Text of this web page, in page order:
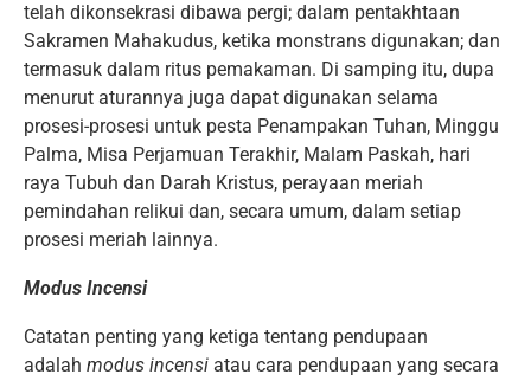
telah dikonsekrasi dibawa pergi; dalam pentakhtaan
Sakramen Mahakudus, ketika monstrans digunakan; dan
termasuk dalam ritus pemakaman. Di samping itu, dupa
menurut aturannya juga dapat digunakan selama
prosesi-prosesi untuk pesta Penampakan Tuhan, Minggu
Palma, Misa Perjamuan Terakhir, Malam Paskah, hari
raya Tubuh dan Darah Kristus, perayaan meriah
pemindahan relikui dan, secara umum, dalam setiap
prosesi meriah lainnya.
Modus Incensi
Catatan penting yang ketiga tentang pendupaan
adalah modus incensi atau cara pendupaan yang secara